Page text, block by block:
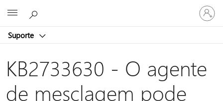
Suporte
Entre
em
sua
KB2733630 - O agente
de mesclagem pode